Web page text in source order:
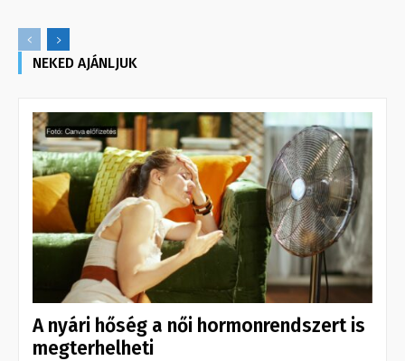
NEKED AJÁNLJUK
A nyári hőség a női hormonrendszert is
megterhelheti